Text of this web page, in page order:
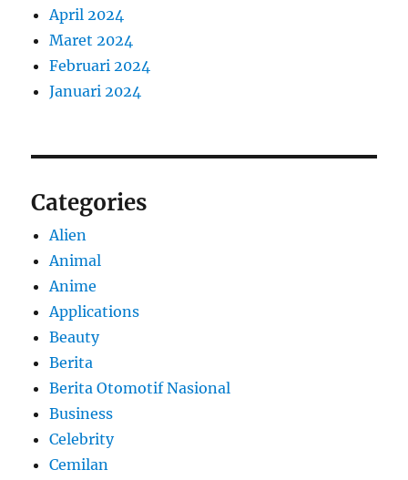
April 2024
Maret 2024
Februari 2024
Januari 2024
Categories
Alien
Animal
Anime
Applications
Beauty
Berita
Berita Otomotif Nasional
Business
Celebrity
Cemilan